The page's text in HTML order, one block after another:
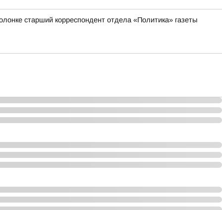
старший корреспондент отдела «Политика» газеты